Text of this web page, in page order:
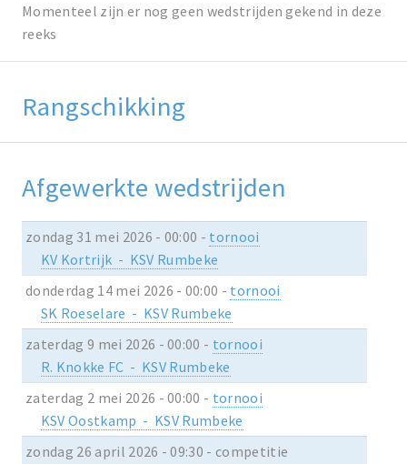
Momenteel zijn er nog geen wedstrijden gekend in deze
reeks
Rangschikking
Afgewerkte wedstrijden
zondag 31 mei 2026 - 00:00 - tornooi
KV Kortrijk - KSV Rumbeke
donderdag 14 mei 2026 - 00:00 - tornooi
SK Roeselare - KSV Rumbeke
zaterdag 9 mei 2026 - 00:00 - tornooi
R. Knokke FC - KSV Rumbeke
zaterdag 2 mei 2026 - 00:00 - tornooi
KSV Oostkamp - KSV Rumbeke
zondag 26 april 2026 - 09:30 - competitie